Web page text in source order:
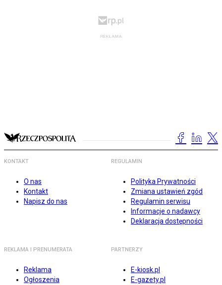
KONTAKT
O nas
Kontakt
Napisz do nas
REGULAMIN
Polityka Prywatności
Zmiana ustawień zgód
Regulamin serwisu
Informacje o nadawcy
Deklaracja dostępności
REKLAMA I PRENUMERATA
Reklama
Ogłoszenia
PARTNERZY
E-kiosk.pl
E-gazety.pl